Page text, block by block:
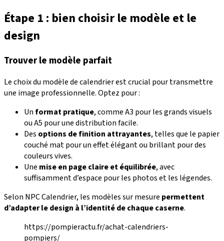
Étape 1 : bien choisir le modèle et le
design
Trouver le modèle parfait
Le choix du modèle de calendrier est crucial pour transmettre
une image professionnelle. Optez pour :
Unformat pratique, comme A3 pour les grands visuels
ou A5 pour une distribution facile.
Des options de finition attrayantes, telles que le papier
couché mat pour un effet élégant ou brillant pour des
couleurs vives.
Une mise en page claire et équilibrée, avec
suffisamment d’espace pour les photos et les légendes.
Selon NPC Calendrier, les modèles sur mesure permettent
d’adapter le design à l’identité de chaque caserne.
https://pompieractu.fr/achat-calendriers-
pompiers/